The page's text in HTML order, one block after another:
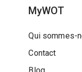
MyWOT
Qui sommes-
Contact